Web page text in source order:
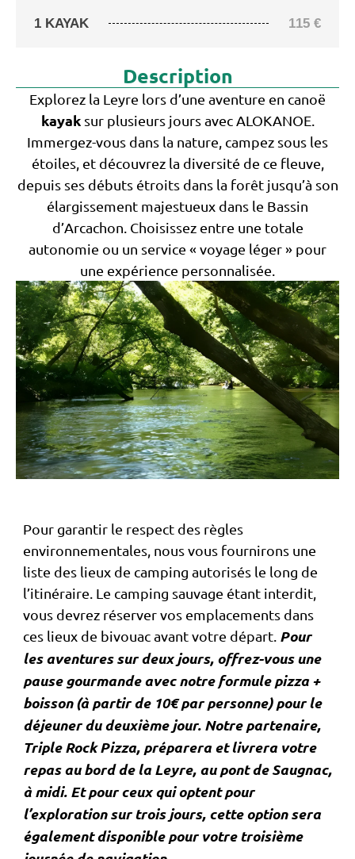
1 KAYAK 115 €
Description
Explorez la Leyre lors d’une aventure en canoë
kayaksur plusieurs jours avec ALOKANOE.
Immergez-vous dans la nature, campez sous les
étoiles, et découvrez la diversité de ce fleuve,
depuis ses débuts étroits dans la forêt jusqu’à son
élargissement majestueux dans le Bassin
d’Arcachon. Choisissez entre une totale
autonomie ou un service « voyage léger » pour
une expérience personnalisée.
Pour garantir le respect des règles
environnementales, nous vous fournirons une
liste des lieux de camping autorisés le long de
l’itinéraire. Le camping sauvage étant interdit,
vous devrez réserver vos emplacements dans
ces lieux de bivouac avant votre départ. Pour
les aventures sur deux jours, offrez-vous une
pause gourmande avec notre formule pizza +
boisson (à partir de 10€ par personne) pour le
déjeuner du deuxième jour. Notre partenaire,
Triple Rock Pizza, préparera et livrera votre
repas au bord de la Leyre, au pont de Saugnac,
à midi. Et pour ceux qui optent pour
l’exploration sur trois jours, cette option sera
également disponible pour votre troisième